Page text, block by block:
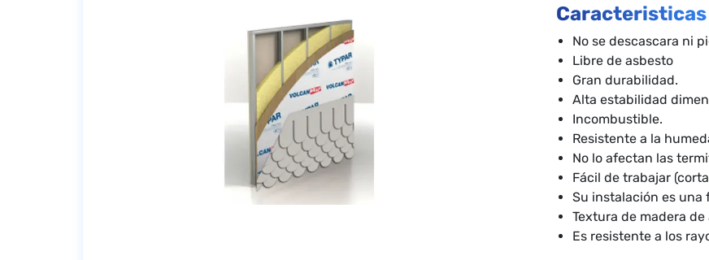
Caracteristicas
No se descascara ni
Libre de asbesto
Gran durabilidad.
Alta estabilidad
Incombustible.
Resistente a la
No lo afectan las
Fácil de trabajar
Su instalación es una
Textura de madera de
Es resistente a los